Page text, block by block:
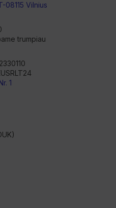
08115 Vilnius
trumpiau
1